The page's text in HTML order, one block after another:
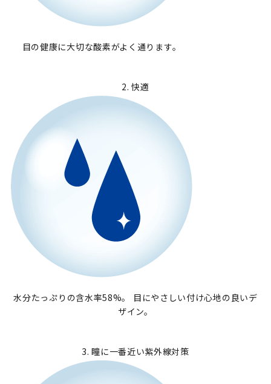
目の健康に大切な酸素がよく通ります。
2. 快適
水分たっぷりの含水率58%。 目にやさしい付け心地の良いデ
ザイン。
3. 瞳に一番近い紫外線対策